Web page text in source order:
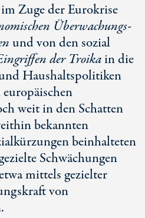
Zuge der Eurokrise
Überwachungs-
und von den sozial
der Troikain die
Haushaltspolitiken
weit in den Schatten
bekannten
beinhalteten
Schwächungen
mittels gezielter
von